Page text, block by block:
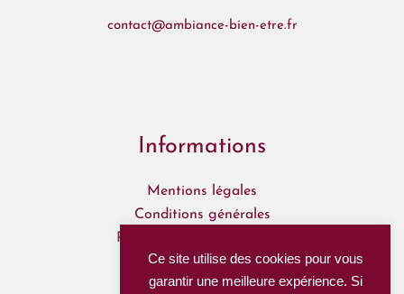
contact@ambiance-bien-etre.fr
Informations
Mentions légales
Conditions générales
Politique de confidentialité
Mon Compte
Mes commandes
Ce site utilise des cookies pour vous
garantir une meilleure expérience. Si